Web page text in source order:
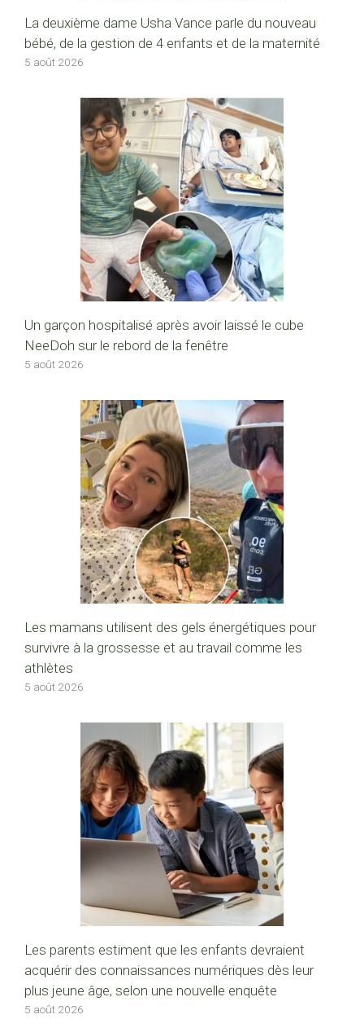
La deuxième dame Usha Vance parle du nouveau
bébé, de la gestion de 4 enfants et de la maternité
5 août 2026
Un garçon hospitalisé après avoir laissé le cube
NeeDoh sur le rebord de la fenêtre
5 août 2026
Les mamans utilisent des gels énergétiques pour
survivre à la grossesse et au travail comme les
athlètes
5 août 2026
Les parents estiment que les enfants devraient
acquérir des connaissances numériques dès leur
plus jeune âge, selon une nouvelle enquête
5 août 2026